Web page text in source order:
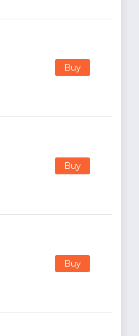
Buy
Buy
Buy